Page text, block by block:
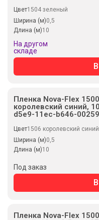
Цвет1504 зеленый
Ширина (м)0,5
Длина (м)10
На другом
складе
Пленка Nova-Flex
королевский синий,
d5e9-11ec-b646-
Цвет1506 королевский синий
Ширина (м)0,5
Длина (м)10
Под заказ
Пленка Nova-Flex